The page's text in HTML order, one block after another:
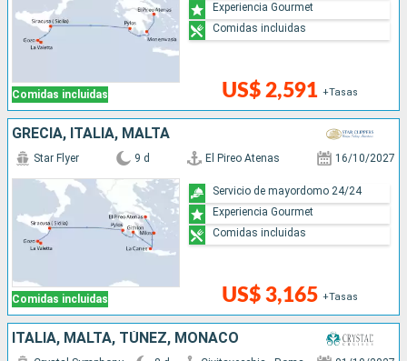
Comidas incluidas US$ 2,591 +Tasas
Experiencia Gourmet
Comidas incluidas
GRECIA, ITALIA, MALTA
Comidas incluidas
Star Flyer 9 d El Pireo Atenas 16/10/2027
US$ 3,165 +Tasas
Servicio de mayordomo 24/24
Experiencia Gourmet
Comidas incluidas
ITALIA, MALTA, TÚNEZ, MONACO